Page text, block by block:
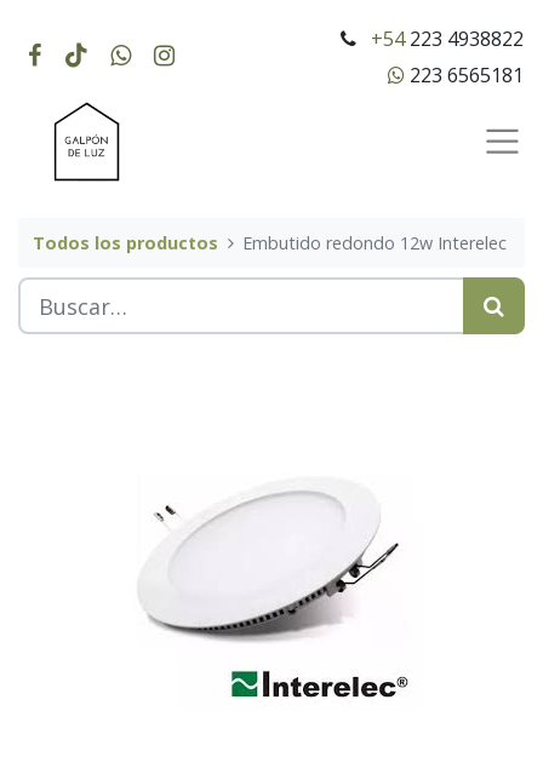
+54223 4938822
223 6565181
Todos los productos Embutido redondo 12w Interelec